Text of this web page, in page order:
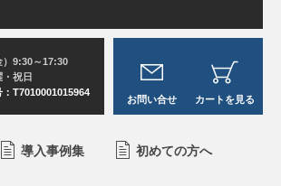
）9:30～17:30
祝日
T7010001015964
お問い合せ カートを見る
導入事例集 初めての方へ